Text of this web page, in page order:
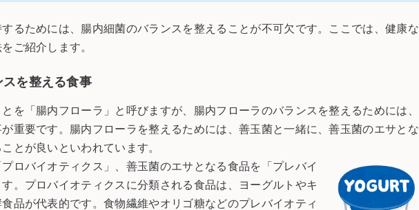
るためには、腸内細菌のバランスを整えることが不可欠です。ここでは、健康な
ご紹介します。
スを整える食事
を「腸内フローラ」と呼びますが、腸内フローラのバランスを整えるためには、
重要です。腸内フローラを整えるためには、善玉菌と一緒に、善玉菌のエサとな
とが良いといわれています。
ロバイオティクス」、善玉菌のエサとなる食品を「プレバイ
。プロバイオティクスに分類される食品は、ヨーグルトやキ
品が代表的です。食物繊維やオリゴ糖などのプレバイオティ